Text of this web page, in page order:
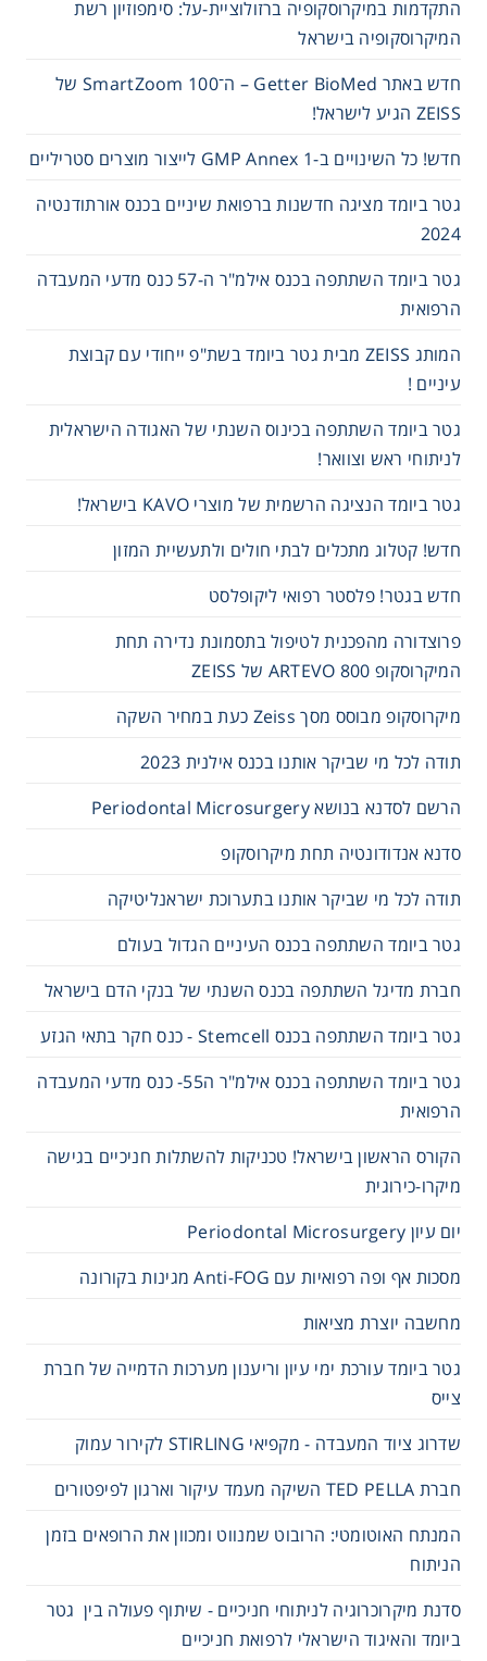
התקדמות במיקרוסקופיה ברזולוציית-על: סימפוזיון רשת
המיקרוסקופיה בישראל
חדש באתר Getter BioMed – ה־SmartZoom 100 של
ZEISS הגיע לישראל!
חדש! כל השינויים ב-GMP Annex 1 לייצור מוצרים סטריליים
גטר ביומד מציגה חדשנות ברפואת שיניים בכנס אורתודנטיה
2024
גטר ביומד השתתפה בכנס אילמ"ר ה-57 כנס מדעי המעבדה
הרפואית
המותג ZEISS מבית גטר ביומד בשת"פ ייחודי עם קבוצת
עיניים !
גטר ביומד השתתפה בכינוס השנתי של האגודה הישראלית
לניתוחי ראש וצוואר!
גטר ביומד הנציגה הרשמית של מוצרי KAVO בישראל!
חדש! קטלוג מתכלים לבתי חולים ולתעשיית המזון
חדש בגטר! פלסטר רפואי ליקופלסט
פרוצדורה מהפכנית לטיפול בתסמונת נדירה תחת
המיקרוסקופ 800 ARTEVO של ZEISS
מיקרוסקופ מבוסס מסך Zeiss כעת במחיר השקה
תודה לכל מי שביקר אותנו בכנס אילנית 2023
הרשם לסדנא בנושא Periodontal Microsurgery
סדנא אנדודונטיה תחת מיקרוסקופ
תודה לכל מי שביקר אותנו בתערוכת ישראנליטיקה
גטר ביומד השתתפה בכנס העיניים הגדול בעולם
חברת מדיגל השתתפה בכנס השנתי של בנקי הדם בישראל
גטר ביומד השתתפה בכנס Stemcell - כנס חקר בתאי הגזע
גטר ביומד השתתפה בכנס אילמ"ר ה55- כנס מדעי המעבדה
הרפואית
הקורס הראשון בישראל! טכניקות להשתלות חניכיים בגישה
מיקרו-כירוגית
יום עיון Periodontal Microsurgery
מסכות אף ופה רפואיות עם Anti-FOG מגינות בקורונה
מחשבה יוצרת מציאות
גטר ביומד עורכת ימי עיון וריענון מערכות הדמייה של חברת
צייס
שדרוג ציוד המעבדה - מקפיאי STIRLING לקירור עמוק
חברת TED PELLA השיקה מעמד עיקור וארגון לפיפטורים
המנתח האוטומטי: הרובוט שמנווט ומכוון את הרופאים בזמן
הניתוח
סדנת מיקרוכרוגיה לניתוחי חניכיים - שיתוף פעולה בין גטר
ביומד והאיגוד הישראלי לרפואת חניכיים
Liquid Handling
Plasticware
Reagents & Kits
Consumables
Safety
Chemicals